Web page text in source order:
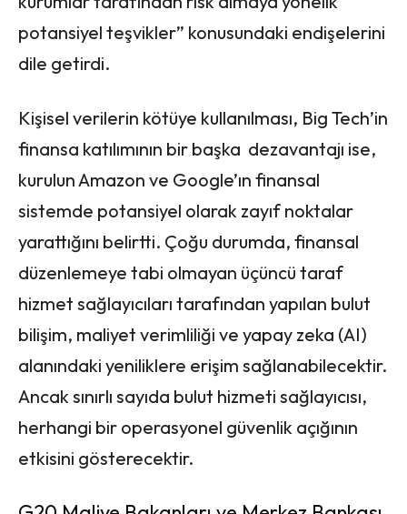
potansiyel teşvikler” konusundaki endişelerini
dile getirdi.
Kişisel verilerin kötüye kullanılması, Big Tech’in
finansa katılımının bir başka dezavantajı ise,
kurulun Amazon ve Google’ın finansal
sistemde potansiyel olarak zayıf noktalar
yarattığını belirtti. Çoğu durumda, finansal
düzenlemeye tabi olmayan üçüncü taraf
hizmet sağlayıcıları tarafından yapılan bulut
bilişim, maliyet verimliliği ve yapay zeka (AI)
alanındaki yeniliklere erişim sağlanabilecektir.
Ancak sınırlı sayıda bulut hizmeti sağlayıcısı,
herhangi bir operasyonel güvenlik açığının
etkisini gösterecektir.